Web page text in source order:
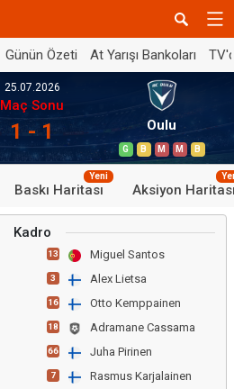
Günün Özeti At Yarışı Bankoları
25.07.2026
Maç Sonu
1 - 1 Oulu
G B M M B
Baskı Haritası
Yeni
Aksiyon
Kadro
13 Miguel Santos
3 Alex Lietsa
16 Otto Kemppainen
18 Adramane Cassama
66 Juha Pirinen
7 Rasmus Karjalainen